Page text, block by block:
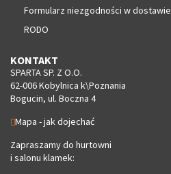
Formularz niezgodności w dostawie
RODO
KONTAKT
SPARTA SP. Z O.O.
62-006 Kobylnica k\Poznania
Bogucin, ul. Boczna 4
Mapa - jak dojechać
Zapraszamy do hurtowni
i salonu klamek: